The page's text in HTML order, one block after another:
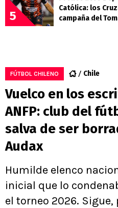
5
Católica: los
campaña del
FÚTBOL CHILENO Chile
Vuelco en los
ANFP: club del
salva de ser
Audax
Humilde elenco
inicial que lo
el torneo 2026. Sigue,